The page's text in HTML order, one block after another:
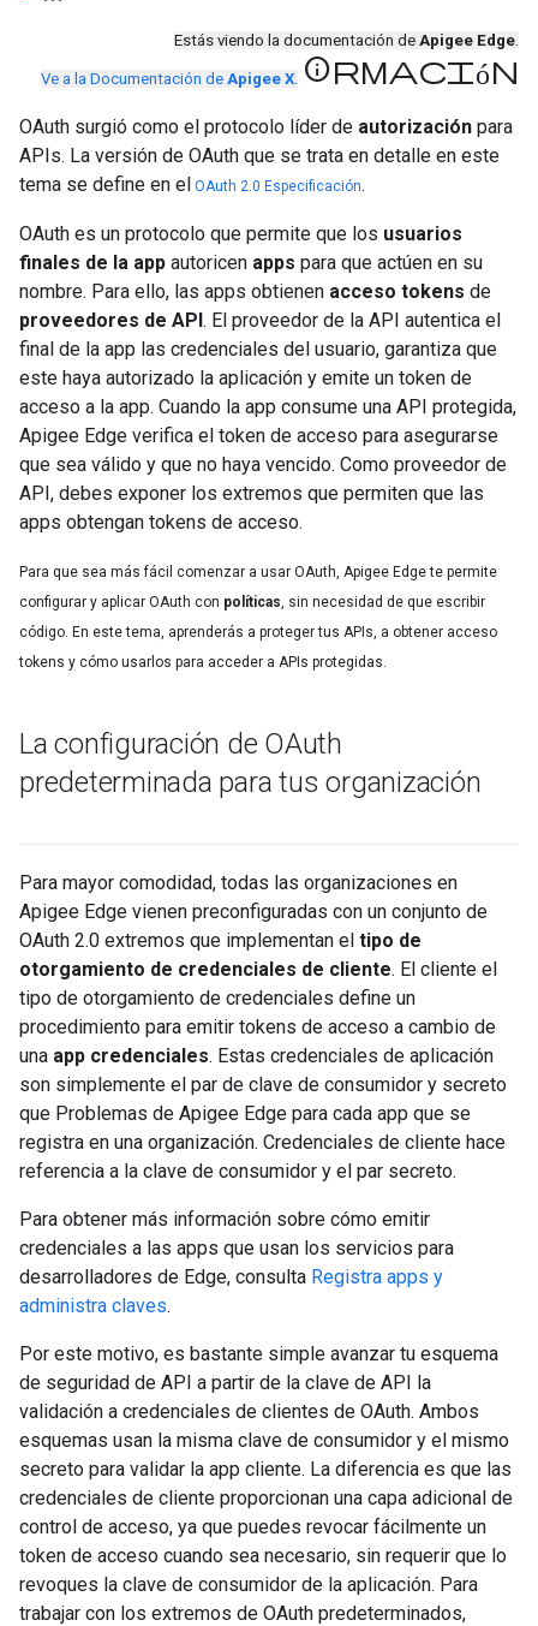
Estás viendo la documentación de Apigee Edge.
Ve a la Documentación de Apigee X. información
OAuth surgió como el protocolo líder de autorización para
APIs. La versión de OAuth que se trata en detalle en este
tema se define en el OAuth 2.0 Especificación.
OAuth es un protocolo que permite que los usuarios
finales de la app autoricen apps para que actúen en su
nombre. Para ello, las apps obtienen acceso tokens de
proveedores de API. El proveedor de la API autentica el
final de la app las credenciales del usuario, garantiza que
este haya autorizado la aplicación y emite un token de
acceso a la app. Cuando la app consume una API protegida,
Apigee Edge verifica el token de acceso para asegurarse
que sea válido y que no haya vencido. Como proveedor de
API, debes exponer los extremos que permiten que las
apps obtengan tokens de acceso.
Para que sea más fácil comenzar a usar OAuth, Apigee Edge te permite
configurar y aplicar OAuth con políticas, sin necesidad de que escribir
código. En este tema, aprenderás a proteger tus APIs, a obtener acceso
tokens y cómo usarlos para acceder a APIs protegidas.
La configuración de OAuth
predeterminada para tus organización
Para mayor comodidad, todas las organizaciones en
Apigee Edge vienen preconfiguradas con un conjunto de
OAuth 2.0 extremos que implementan el tipo de
otorgamiento de credenciales de cliente. El cliente el
tipo de otorgamiento de credenciales define un
procedimiento para emitir tokens de acceso a cambio de
una app credenciales. Estas credenciales de aplicación
son simplemente el par de clave de consumidor y secreto
que Problemas de Apigee Edge para cada app que se
registra en una organización. Credenciales de cliente hace
referencia a la clave de consumidor y el par secreto.
Para obtener más información sobre cómo emitir
credenciales a las apps que usan los servicios para
desarrolladores de Edge, consulta Registra apps y
administra claves.
Por este motivo, es bastante simple avanzar tu esquema
de seguridad de API a partir de la clave de API la
validación a credenciales de clientes de OAuth. Ambos
esquemas usan la misma clave de consumidor y el mismo
secreto para validar la app cliente. La diferencia es que las
credenciales de cliente proporcionan una capa adicional de
control de acceso, ya que puedes revocar fácilmente un
token de acceso cuando sea necesario, sin requerir que lo
revoques la clave de consumidor de la aplicación. Para
trabajar con los extremos de OAuth predeterminados,